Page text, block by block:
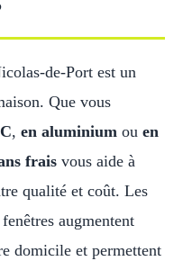
de-Port est un
Que vous
, en aluminium ou en
frais vous aide à
qualité et coût. Les
augmentent
domicile et permettent